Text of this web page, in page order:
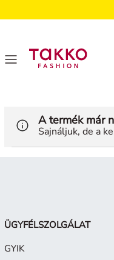
A termék már
Sajnáljuk, de a
ÜGYFÉLSZOLGÁLAT
GYIK